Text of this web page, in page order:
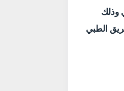
وذلك
الطبي